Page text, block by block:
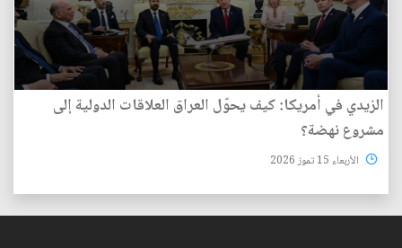
الزيدي في أمريكا: كيف يحوّل العراق العلاقات الدولية إلى
مشروع نهضة؟
الأربعاء 15 تموز 2026